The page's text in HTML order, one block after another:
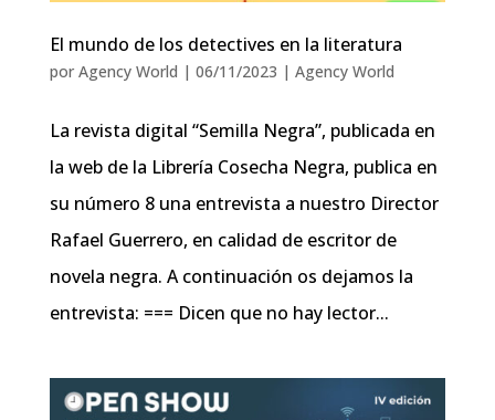
El mundo de los detectives en la literatura
por Agency World | 06/11/2023 | Agency World
La revista digital “Semilla Negra”, publicada en
la web de la Librería Cosecha Negra, publica en
su número 8 una entrevista a nuestro Director
Rafael Guerrero, en calidad de escritor de
novela negra. A continuación os dejamos la
entrevista: === Dicen que no hay lector...